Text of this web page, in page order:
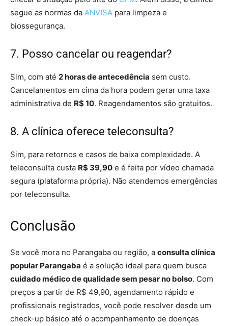
segue as normas da ANVISA para limpeza e
biossegurança.
7. Posso cancelar ou reagendar?
Sim, com até 2 horas de antecedência sem custo.
Cancelamentos em cima da hora podem gerar uma taxa
administrativa de R$ 10. Reagendamentos são gratuitos.
8. A clínica oferece teleconsulta?
Sim, para retornos e casos de baixa complexidade. A
teleconsulta custa R$ 39,90 e é feita por vídeo chamada
segura (plataforma própria). Não atendemos emergências
por teleconsulta.
Conclusão
Se você mora no Parangaba ou região, a consulta clínica
popular Parangaba é a solução ideal para quem busca
cuidado médico de qualidade sem pesar no bolso. Com
preços a partir de R$ 49,90, agendamento rápido e
profissionais registrados, você pode resolver desde um
check-up básico até o acompanhamento de doenças